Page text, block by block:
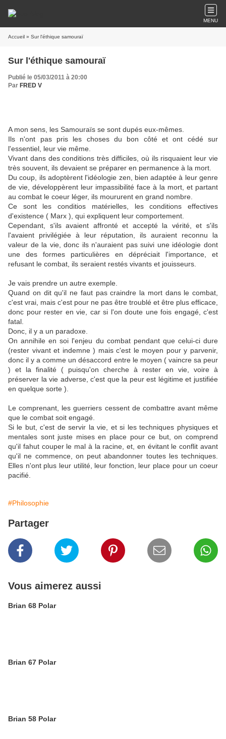
MENU
Accueil » Sur l'éthique samouraï
Sur l'éthique samouraï
Publié le 05/03/2011 à 20:00
Par FRED V
A mon sens, les Samouraïs se sont dupés eux-mêmes.
Ils n'ont pas pris les choses du bon côté et ont cédé sur
l'essentiel, leur vie même.
Vivant dans des conditions très difficiles, où ils risquaient leur vie
très souvent, ils devaient se préparer en permanence à la mort.
Du coup, ils adoptèrent l'idéologie zen, bien adaptée à leur genre
de vie, développèrent leur impassibilité face à la mort, et partant
au combat le coeur léger, ils moururent en grand nombre.
Ce sont les conditios matérielles, les conditions effectives
d'existence ( Marx ), qui expliquent leur comportement.
Cependant, s'ils avaient affronté et accepté la vérité, et s'ils
l'avaient privilégiée à leur réputation, ils auraient reconnu la
valeur de la vie, donc ils n'auraient pas suivi une idéologie dont
une des formes particulières en dépréciait l'importance, et
refusant le combat, ils seraient restés vivants et jouisseurs.
Je vais prendre un autre exemple.
Quand on dit qu'il ne faut pas craindre la mort dans le combat,
c'est vrai, mais c'est pour ne pas être troublé et être plus efficace,
donc pour rester en vie, car si l'on doute une fois engagé, c'est
fatal.
Donc, il y a un paradoxe.
On annihile en soi l'enjeu du combat pendant que celui-ci dure
(rester vivant et indemne ) mais c'est le moyen pour y parvenir,
donc il y a comme un désaccord entre le moyen ( vaincre sa peur
) et la finalité ( puisqu'on cherche à rester en vie, voire à
préserver la vie adverse, c'est que la peur est légitime et justifiée
en quelque sorte ).
Le comprenant, les guerriers cessent de combattre avant même
que le combat soit engagé.
Si le but, c'est de servir la vie, et si les techniques physiques et
mentales sont juste mises en place pour ce but, on comprend
qu'il fahut couper le mal à la racine, et, en évitant le conflit avant
qu'il ne commence, on peut abandonner toutes les techniques.
Elles n'ont plus leur utilité, leur fonction, leur place pour un coeur
pacifié.
#Philosophie
Partager
Vous aimerez aussi
Brian 68 Polar
Brian 67 Polar
Brian 58 Polar